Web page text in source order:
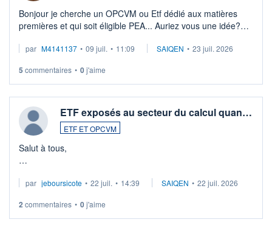
Bonjour je cherche un OPCVM ou Etf dédié aux matières
premières et qui soit éligible PEA... Auriez vous une idée?
par M4141137 • 09 juil. • 11:09 SAIQEN • 23 juil. 2026
5 commentaires • 0j'aime
ETF exposés au secteur du calcul quan…
ETF ET OPCVM
Salut à tous,
via un ETF plutôt que des actions individuelles.
Idéalement, je voudrais qu'il soit éligible au PEA.
par jeboursicote • 22 juil. • 14:39 SAIQEN • 22 juil. 2026
2 commentaires • 0j'aime